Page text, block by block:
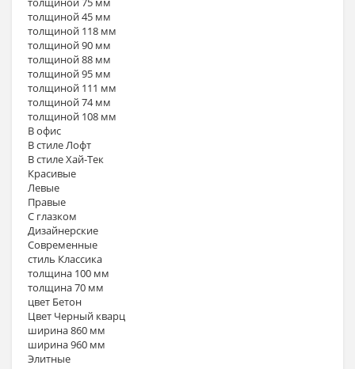
толщиной 45 мм
толщиной 118 мм
толщиной 90 мм
толщиной 88 мм
толщиной 95 мм
толщиной 111 мм
толщиной 74 мм
толщиной 108 мм
В офис
В стиле Лофт
В стиле Хай-Тек
Красивые
Левые
Правые
С глазком
Дизайнерские
Современные
стиль Классика
толщина 100 мм
толщина 70 мм
цвет Бетон
Цвет Черный кварц
ширина 860 мм
ширина 960 мм
Элитные